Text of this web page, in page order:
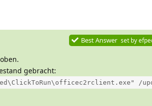
Best Answer set by
gebracht:
/